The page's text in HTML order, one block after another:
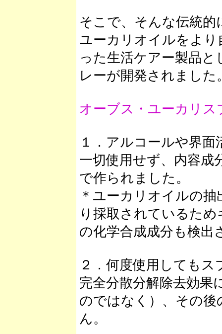
そこで、そんな伝統
ユーカリオイルをよ
った生活ケアー製品
レーが開発されました
オーブス・ユーカリス
１．アルコールや界
一切使用せず、内容成
で作られました。
＊ユーカリオイルの
り採取されているた
の化学合成成分も検出
２．何度使用しても
完全分散分解除去効果
のではなく）、その
ん。